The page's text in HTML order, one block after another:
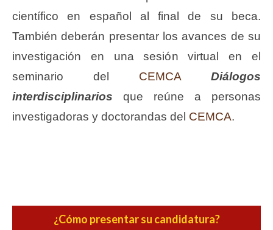
científico en español al final de su beca.
También deberán presentar los avances de su
investigación en una sesión virtual en el
seminario del CEMCA
Diálogos
interdisciplinarios que reúne a personas
investigadoras y doctorandas del CEMCA.
¿Cómo presentar su candidatura?